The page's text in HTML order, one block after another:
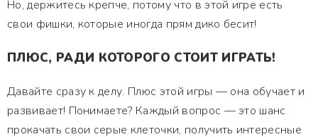
Но, держитесь крепче, потому что в этой игре есть
свои фишки, которые иногда прям дико бесит!
ПЛЮС, РАДИ КОТОРОГО СТОИТ ИГРАТЬ!
Давайте сразу к делу. Плюс этой игры — она обучает и
развивает! Понимаете? Каждый вопрос — это шанс
прокачать свои серые клеточки, получить интересные